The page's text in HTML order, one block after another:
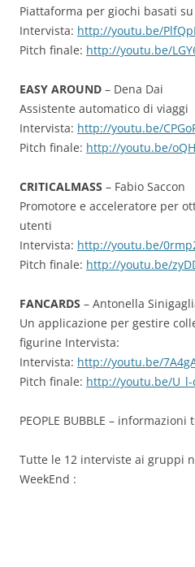
Piattaforma per giochi basati
Intervista: http://youtu.be/
Pitch finale: http://youtu.be/
EASY AROUND – Dena Dai
Assistente automatico di viaggi
Intervista: http://youtu.be/
Pitch finale: http://youtu.be/
CRITICALMASS – Fabio Saccon
Promotore e acceleratore per
utenti
Intervista: http://youtu.be/
Pitch finale: http://youtu.be/
FANCARDS – Antonella
Un applicazione per gestire
figurine Intervista:
Intervista: http://youtu.be/
Pitch finale: http://youtu.be/U_l-
PEOPLE BUBBLE –
Tutte le 12 interviste ai gruppi
WeekEnd :